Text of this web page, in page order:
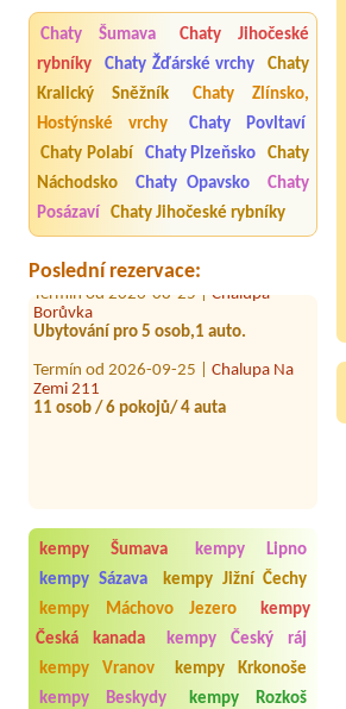
Chaty Šumava
Chaty Jihočeské
rybníky
Chaty Žďárské vrchy
Chaty
Kralický Sněžník
Chaty Zlínsko,
Hostýnské vrchy
Chaty Povltaví
Chaty Polabí
Chaty Plzeňsko
Chaty
Náchodsko
Chaty Opavsko
Chaty
Posázaví
Chaty Jihočeské rybníky
Poslední rezervace:
5 osob,1 auto.
Termín od 2026-08-26 |
Alpina
5 osob,1auto,pokud možno pokoje
vedle sebe.
Termín od 2026-08-25 |Apartmán
Staré Hamry
Termín od 2026-08-27 |Apartmány
Razula
Termín od 2026-08-25 |
Borůvka
Ubytování pro 5 osob,1 auto.
Termín od 2026-09-25 |Chalupa Na
11 osob / 6 pokojů/ 4 auta
kempy Šumava
kempy Lipno
kempy Sázava
kempy Jižní Čechy
kempy Máchovo Jezero
kempy
Česká kanada
kempy Český ráj
kempy Vranov
kempy Krkonoše
kempy Beskydy
kempy Rozkoš